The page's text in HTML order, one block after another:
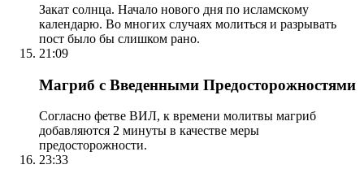
Закат солнца. Начало нового дня по исламскому
календарю. Во многих случаях молиться и разрывать
пост было бы слишком рано.
21:09
Магриб с Введенными Предосторожностями
Согласно фетве ВИЛ, к времени молитвы магриб
добавляются 2 минуты в качестве меры
предосторожности.
23:33